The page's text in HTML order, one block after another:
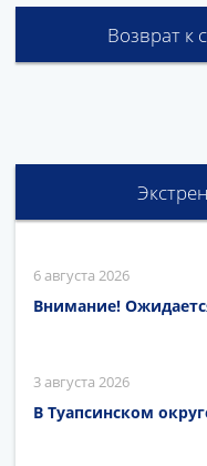
Возврат к
6 августа 2026
Внимание!
3 августа 2026
В Туапсинском